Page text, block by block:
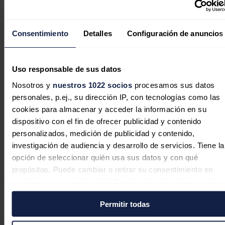
Consentimiento Detalles Configuración de anuncios
Uso responsable de sus datos
Nosotros y nuestros 1022 sociosprocesamos sus datos
personales, p.ej., su dirección IP, con tecnologías como las
cookies para almacenar y acceder la información en su
dispositivo con el fin de ofrecer publicidad y contenido
personalizados, medición de publicidad y contenido,
investigación de audiencia y desarrollo de servicios. Tiene la
opción de seleccionar quién usa sus datos y con qué
propósitos. Puede cambiar o retirar su consentimiento en
en el Menú de consentimiento.
Si lo permite, también quisiéramos:
Permitir todas
Tratado de la Carta de la Energía
La petrolera Vista busca acelerar sus
planes en la formación argentina de
Vaca Muerta
El hidrógeno renovable no es tan
de hidrógeno verde en países asociados y ahí nosotros podemos
decir 'presente' porquetenemos recursos renovables, eólicos y